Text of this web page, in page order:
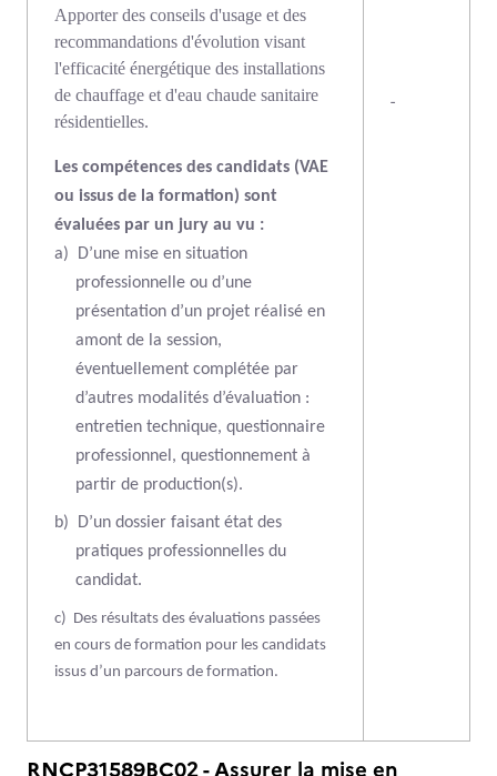
Apporter des conseils d'usage et des
recommandations d'évolution visant
l'efficacité énergétique des installations
de chauffage et d'eau chaude sanitaire
résidentielles.
Les compétences des candidats (VAE
ou issus de la formation) sont
évaluées par un jury au vu :
a)
D’une mise en situation
professionnelle ou d’une
présentation d’un projet réalisé en
amont de la session,
éventuellement complétée par
d’autres modalités d’évaluation :
entretien technique, questionnaire
professionnel, questionnement à
partir de production(s).
b)
D’un dossier faisant état des
pratiques professionnelles du
candidat.
c) Des résultats des évaluations passées
en cours de formation pour les candidats
issus d’un parcours de formation.
-